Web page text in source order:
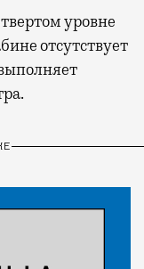
отсутствует